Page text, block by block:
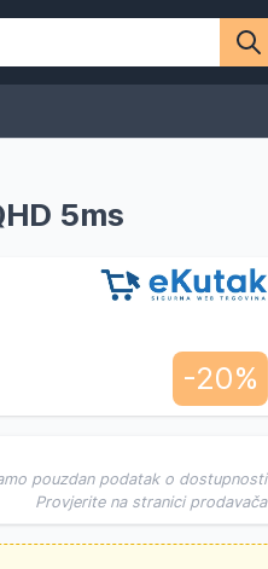
5ms
-20%
pouzdan podatak o dostupnosti
Provjerite na stranici prodavača